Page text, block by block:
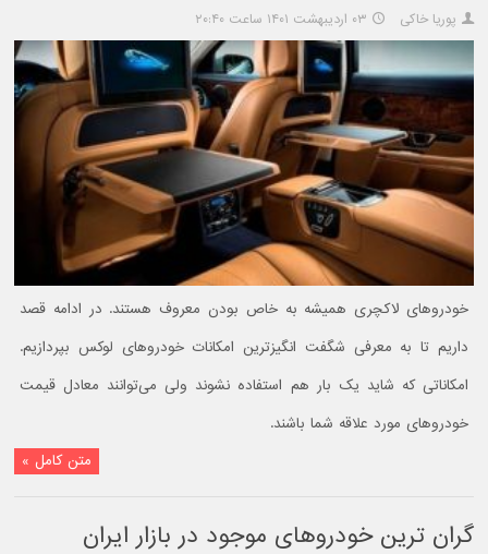
پوریا خاکی ۰۳ اردیبهشت ۱۴۰۱ ساعت ۲۰:۴۰
خودروهای لاکچری همیشه به خاص بودن معروف هستند. در ادامه قصد
داریم تا به معرفی شگفت انگیزترین امکانات خودروهای لوکس بپردازیم.
امکاناتی که شاید یک بار هم استفاده نشوند ولی می‌توانند معادل قیمت
خودروهای مورد علاقه شما باشند.
متن کامل »
گران ترین خودروهای موجود در بازار ایران